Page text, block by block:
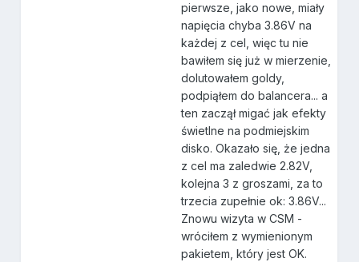
pierwsze, jako nowe, miały
napięcia chyba 3.86V na
każdej z cel, więc tu nie
bawiłem się już w mierzenie,
dolutowałem goldy,
podpiąłem do balancera... a
ten zaczął migać jak efekty
świetlne na podmiejskim
disko. Okazało się, że jedna
z cel ma zaledwie 2.82V,
kolejna 3 z groszami, za to
trzecia zupełnie ok: 3.86V...
Znowu wizyta w CSM -
wróciłem z wymienionym
pakietem, który jest OK.